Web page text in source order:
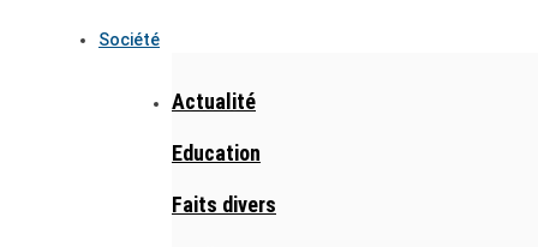
Société
Actualité
Education
Faits divers